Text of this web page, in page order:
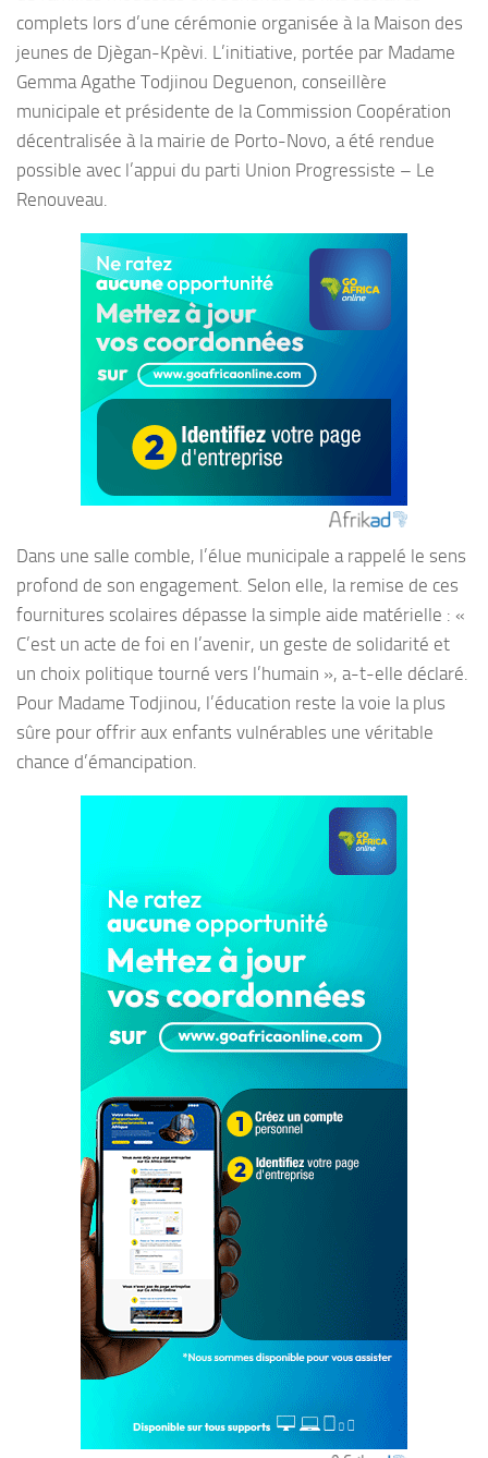
complets lors d’une cérémonie organisée à la Maison des
jeunes de Djègan-Kpèvi. L’initiative, portée par Madame
Gemma Agathe Todjinou Deguenon, conseillère
municipale et présidente de la Commission Coopération
décentralisée à la mairie de Porto-Novo, a été rendue
possible avec l’appui du parti Union Progressiste – Le
Renouveau.
Dans une salle comble, l’élue municipale a rappelé le sens
profond de son engagement. Selon elle, la remise de ces
fournitures scolaires dépasse la simple aide matérielle : «
C’est un acte de foi en l’avenir, un geste de solidarité et
un choix politique tourné vers l’humain », a-t-elle déclaré.
Pour Madame Todjinou, l’éducation reste la voie la plus
sûre pour offrir aux enfants vulnérables une véritable
chance d’émancipation.